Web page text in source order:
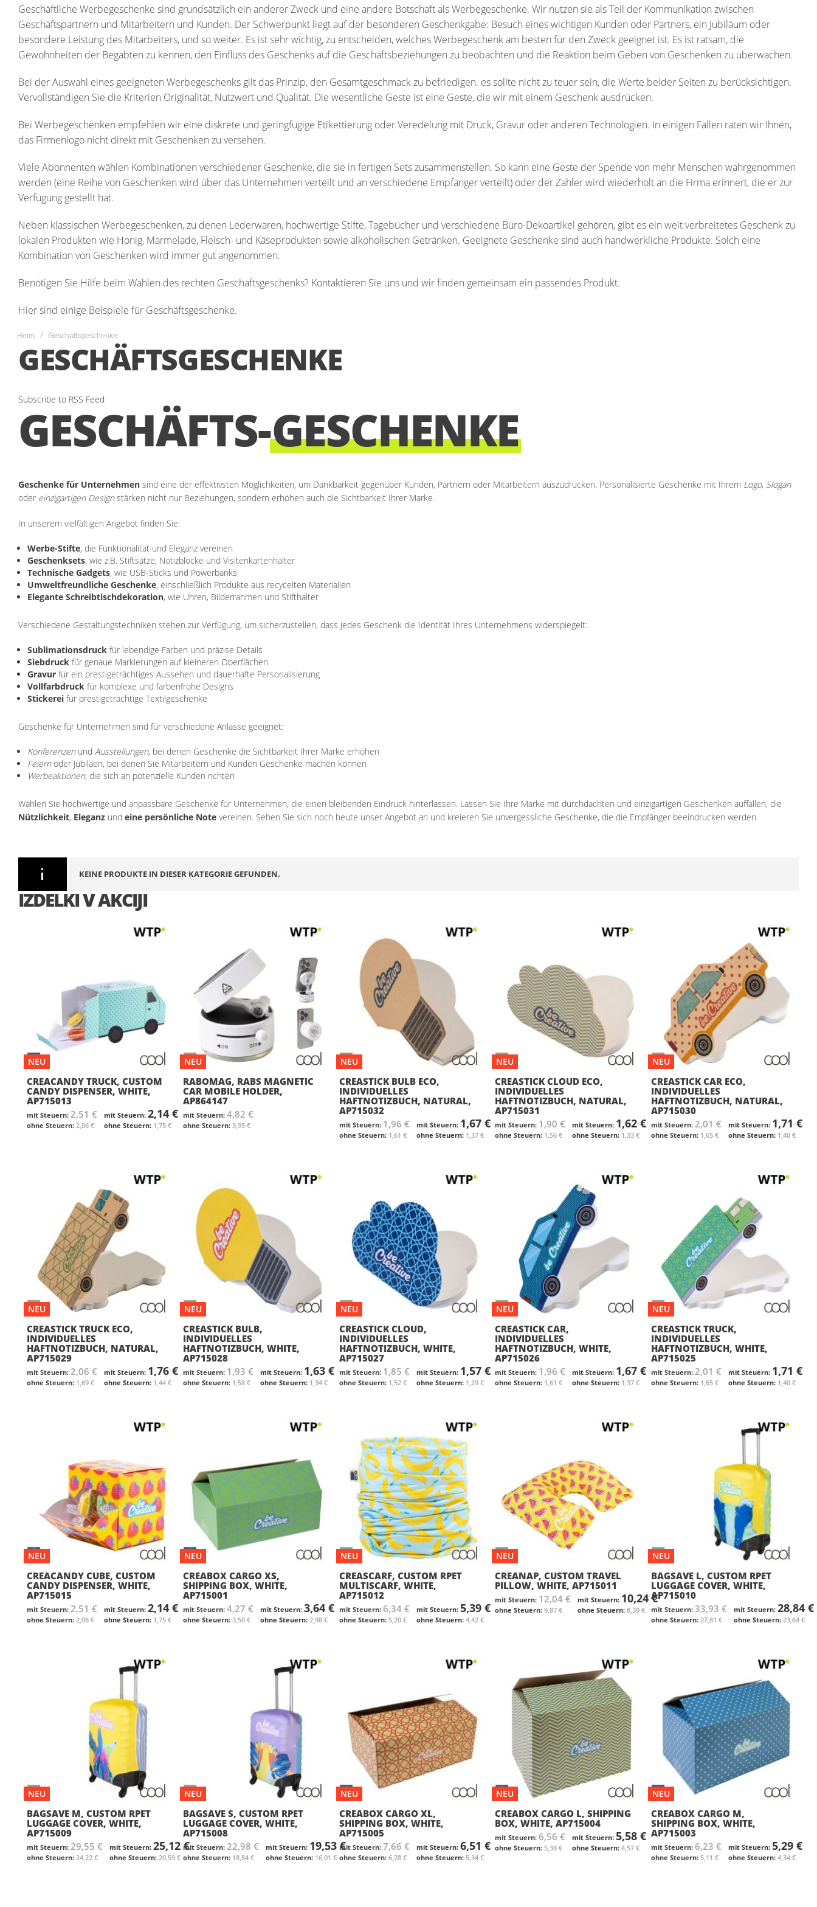
Geschäftliche Werbegeschenke sind grundsätzlich ein anderer Zweck und eine andere Botschaft als Werbegeschenke. Wir nutzen sie als Teil der Kommunikation zwischen
Geschäftspartnern und Mitarbeitern und Kunden. Der Schwerpunkt liegt auf der besonderen Geschenkgabe: Besuch eines wichtigen Kunden oder Partners, ein Jubiläum oder
besondere Leistung des Mitarbeiters, und so weiter. Es ist sehr wichtig, zu entscheiden, welches Werbegeschenk am besten für den Zweck geeignet ist. Es ist ratsam, die
Gewohnheiten der Begabten zu kennen, den Einfluss des Geschenks auf die Geschäftsbeziehungen zu beobachten und die Reaktion beim Geben von Geschenken zu überwachen.
Bei der Auswahl eines geeigneten Werbegeschenks gilt das Prinzip, den Gesamtgeschmack zu befriedigen. es sollte nicht zu teuer sein, die Werte beider Seiten zu berücksichtigen.
Vervollständigen Sie die Kriterien Originalität, Nutzwert und Qualität. Die wesentliche Geste ist eine Geste, die wir mit einem Geschenk ausdrücken.
Bei Werbegeschenken empfehlen wir eine diskrete und geringfügige Etikettierung oder Veredelung mit Druck, Gravur oder anderen Technologien. In einigen Fällen raten wir Ihnen,
das Firmenlogo nicht direkt mit Geschenken zu versehen.
Viele Abonnenten wählen Kombinationen verschiedener Geschenke, die sie in fertigen Sets zusammenstellen. So kann eine Geste der Spende von mehr Menschen wahrgenommen
werden (eine Reihe von Geschenken wird über das Unternehmen verteilt und an verschiedene Empfänger verteilt) oder der Zahler wird wiederholt an die Firma erinnert, die er zur
Verfügung gestellt hat.
Neben klassischen Werbegeschenken, zu denen Lederwaren, hochwertige Stifte, Tagebücher und verschiedene Büro-Dekoartikel gehören, gibt es ein weit verbreitetes Geschenk zu
lokalen Produkten wie Honig, Marmelade, Fleisch- und Käseprodukten sowie alkoholischen Getränken. Geeignete Geschenke sind auch handwerkliche Produkte. Solch eine
Kombination von Geschenken wird immer gut angenommen.
Benötigen Sie Hilfe beim Wählen des rechten Geschäftsgeschenks? Kontaktieren Sie uns und wir finden gemeinsam ein passendes Produkt.
Hier sind einige Beispiele für Geschäftsgeschenke.
Heim Geschäftsgeschenke
GESCHÄFTSGESCHENKE
Subscribe to RSS Feed
GESCHÄFTS-GESCHENKE
Geschenke für Unternehmen sind eine der effektivsten Möglichkeiten, um Dankbarkeit gegenüber Kunden, Partnern oder Mitarbeitern auszudrücken. Personalisierte Geschenke mit Ihrem Logo, Slogan
oder einzigartigen Designstärken nicht nur Beziehungen, sondern erhöhen auch die Sichtbarkeit Ihrer Marke.
In unserem vielfältigen Angebot finden Sie:
Werbe-Stifte, die Funktionalität und Eleganz vereinen
Geschenksets, wie z.B. Stiftsätze, Notizblöcke und Visitenkartenhalter
Technische Gadgets, wie USB-Sticks und Powerbanks
Umweltfreundliche Geschenke, einschließlich Produkte aus recycelten Materialien
Elegante Schreibtischdekoration, wie Uhren, Bilderrahmen und Stifthalter
Verschiedene Gestaltungstechniken stehen zur Verfügung, um sicherzustellen, dass jedes Geschenk die Identität Ihres Unternehmens widerspiegelt:
Sublimationsdruck für lebendige Farben und präzise Details
Siebdruck für genaue Markierungen auf kleineren Oberflächen
Gravur für ein prestigeträchtiges Aussehen und dauerhafte Personalisierung
Vollfarbdruck für komplexe und farbenfrohe Designs
Stickerei für prestigeträchtige Textilgeschenke
Geschenke für Unternehmen sind für verschiedene Anlässe geeignet:
Konferenzenund Ausstellungen, bei denen Geschenke die Sichtbarkeit Ihrer Marke erhöhen
Feiernoder Jubiläen, bei denen Sie Mitarbeitern und Kunden Geschenke machen können
Werbeaktionen, die sich an potenzielle Kunden richten
Wählen Sie hochwertige und anpassbare Geschenke für Unternehmen, die einen bleibenden Eindruck hinterlassen. Lassen Sie Ihre Marke mit durchdachten und einzigartigen Geschenken auffallen, die
Nützlichkeit, Eleganz und eine persönliche Note vereinen. Sehen Sie sich noch heute unser Angebot an und kreieren Sie unvergessliche Geschenke, die die Empfänger beeindrucken werden.
KEINE PRODUKTE IN DIESER KATEGORIE GEFUNDEN.
IZDELKI V AKCIJI
NEU
CREACANDY TRUCK, CUSTOM
CANDY DISPENSER, WHITE,
AP715013
2,51 €
2,06 €
2,14 €
1,75 €
NEU
RABOMAG, RABS MAGNETIC
CAR MOBILE HOLDER,
AP864147
4,82 €
3,95 €
NEU
CREASTICK BULB ECO,
INDIVIDUELLES
HAFTNOTIZBUCH, NATURAL,
AP715032
1,96 €
1,61 €
1,67 €
1,37 €
NEU
CREASTICK CLOUD ECO,
INDIVIDUELLES
HAFTNOTIZBUCH, NATURAL,
AP715031
1,90 €
1,56 €
1,62 €
1,33 €
NEU
CREASTICK CAR ECO,
INDIVIDUELLES
HAFTNOTIZBUCH, NATURAL,
AP715030
2,01 €
1,65 €
1,71 €
1,40 €
NEU
CREASTICK TRUCK ECO,
INDIVIDUELLES
HAFTNOTIZBUCH, NATURAL,
AP715029
2,06 €
1,69 €
1,76 €
1,44 €
NEU
CREASTICK BULB,
INDIVIDUELLES
HAFTNOTIZBUCH, WHITE,
AP715028
1,93 €
1,58 €
1,63 €
1,34 €
NEU
CREASTICK CLOUD,
INDIVIDUELLES
HAFTNOTIZBUCH, WHITE,
AP715027
1,85 €
1,52 €
1,57 €
1,29 €
NEU
CREASTICK CAR,
INDIVIDUELLES
HAFTNOTIZBUCH, WHITE,
AP715026
1,96 €
1,61 €
1,67 €
1,37 €
NEU
CREASTICK TRUCK,
INDIVIDUELLES
HAFTNOTIZBUCH, WHITE,
AP715025
2,01 €
1,65 €
1,71 €
1,40 €
NEU
CREACANDY CUBE, CUSTOM
CANDY DISPENSER, WHITE,
AP715015
2,51 €
2,06 €
2,14 €
1,75 €
NEU
CREABOX CARGO XS,
SHIPPING BOX, WHITE,
AP715001
4,27 €
3,50 €
3,64 €
2,98 €
NEU
CREASCARF, CUSTOM RPET
MULTISCARF, WHITE,
AP715012
6,34 €
5,20 €
5,39 €
4,42 €
NEU
CREANAP, CUSTOM TRAVEL
PILLOW, WHITE, AP715011
12,04 €
9,87 €
10,24 €
8,39 €
NEU
BAGSAVE L, CUSTOM RPET
LUGGAGE COVER, WHITE,
AP715010
33,93 €
27,81 €
28,84 €
23,64 €
NEU
BAGSAVE M, CUSTOM RPET
LUGGAGE COVER, WHITE,
AP715009
29,55 €
24,22 €
25,12 €
20,59 €
NEU
BAGSAVE S, CUSTOM RPET
LUGGAGE COVER, WHITE,
AP715008
22,98 €
18,84 €
19,53 €
16,01 €
NEU
CREABOX CARGO XL,
SHIPPING BOX, WHITE,
AP715005
7,66 €
6,28 €
6,51 €
5,34 €
NEU
CREABOX CARGO L, SHIPPING
BOX, WHITE, AP715004
6,56 €
5,38 €
5,58 €
4,57 €
NEU
CREABOX CARGO M,
SHIPPING BOX, WHITE,
AP715003
6,23 €
5,11 €
5,29 €
4,34 €